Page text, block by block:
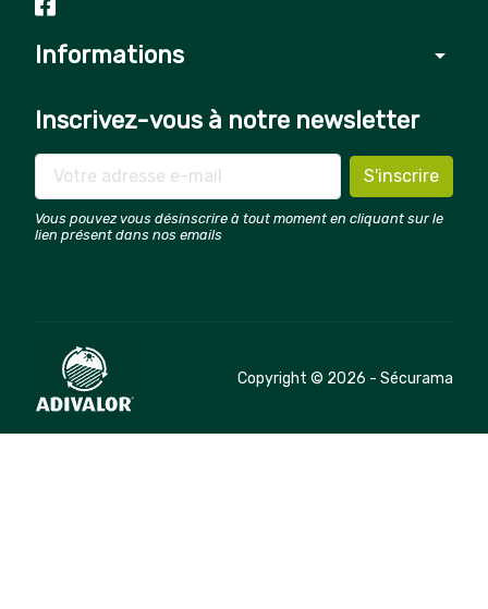
Informations arrow_drop_down
Inscrivez-vous à notre newsletter
Vous pouvez vous désinscrire à tout moment en cliquant sur le
lien présent dans nos emails
Copyright © 2026 - Sécurama